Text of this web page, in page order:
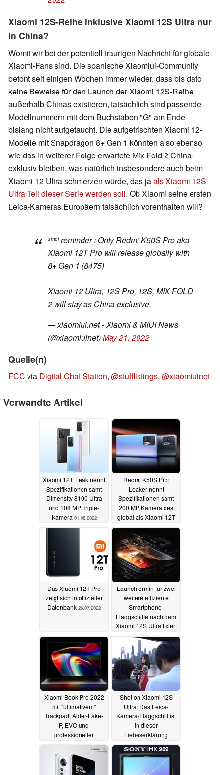
Xiaomi 12S-Reihe inklusive Xiaomi 12S Ultra nur
in China?
Womit wir bei der potentiell traurigen Nachricht für globale
Xiaomi-Fans sind. Die spanische Xiaomiui-Community
betont seit einigen Wochen immer wieder, dass bis dato
keine Beweise für den Launch der Xiaomi 12S-Reihe
außerhalb Chinas existieren, tatsächlich sind passende
Modellnummern mit dem Buchstaben "G" am Ende
bislang nicht aufgetaucht. Die aufgefrischten Xiaomi 12-
Modelle mit Snapdragon 8+ Gen 1 könnten also ebenso
wie das in weiterer Folge erwartete Mix Fold 2 China-
exklusiv bleiben, was natürlich insbesondere auch beim
Xiaomi 12 Ultra schmerzen würde, das jaals Xiaomi 12S
Ultra Teil dieser Serie werden soll. Ob Xiaomi seine ersten
Leica-Kameras Europäern tatsächlich vorenthalten will?
ˢᵐᵒˡ reminder : Only Redmi K50S Pro aka
Xiaomi 12T Pro will release globally with
8+ Gen 1 (8475)
Xiaomi 12 Ultra, 12S Pro, 12S, MIX FOLD
2 will stay as China exclusive.
— xiaomiui.net - Xiaomi & MIUI News
(@xiaomiuinet)May 21, 2022
Quelle(n)
FCC via Digital Chat Station, @stufflistings, @xiaomiuinet
Verwandte Artikel
Xiaomi 12T: Leak nennt
Spezifikationen samt
Dimensity 8100 Ultra
und 108 MP Triple-
Kamera 01.08.2022
Redmi K50S Pro:
Leaker nennt
Spezifikationen samt
200 MP Kamera des
global als Xiaomi 12T
Pro startenden
Flaggschiffs
27.07.2022
Das Xiaomi 12T Pro
zeigt sich in offizieller
Datenbank 26.07.2022
Launchtermin für zwei
weitere effiziente
Smartphone-
Flaggschiffe nach dem
Xiaomi 12S Ultra fixiert
04.07.2022
Xiaomi Book Pro 2022
mit "ultimativem"
Trackpad, Alder-Lake-
P, EVO und
professioneller
Farbkalibrierung
03.07.2022
Shot on Xiaomi 12S
Ultra: Das Leica-
Kamera-Flaggschiff ist
in dieser
Liebeserklärung
Xiaomis an
Deutschland der
heimliche Star
02.07.2022